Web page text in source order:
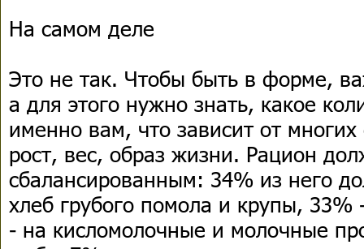
На самом деле
Это не так. Чтобы быть в форме,
а для этого нужно знать, какое
именно вам, что зависит от
рост, вес, образ жизни. Рацион
сбалансированным: 34% из него
хлеб грубого помола и крупы,
- на кисломолочные и молочные